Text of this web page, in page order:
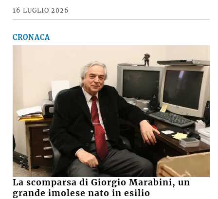
16 LUGLIO 2026
CRONACA
La scomparsa di Giorgio Marabini, un
grande imolese nato in esilio